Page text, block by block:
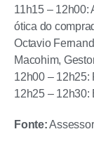
11h15 – 12h00:
ótica do
Octavio
Macohim,
12h00 – 12h25:
12h25 – 12h30:
Fonte: